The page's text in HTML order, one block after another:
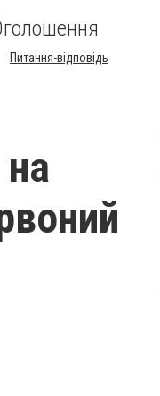
Питання-відповідь